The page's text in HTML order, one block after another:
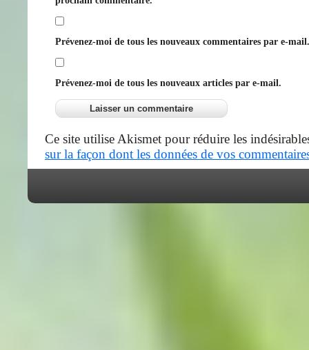
Prévenez-moi de tous les nouveaux commentaires par e-mail.
Prévenez-moi de tous les nouveaux articles par e-mail.
Ce site utilise Akismet pour réduire les
sur la façon dont les données de vos